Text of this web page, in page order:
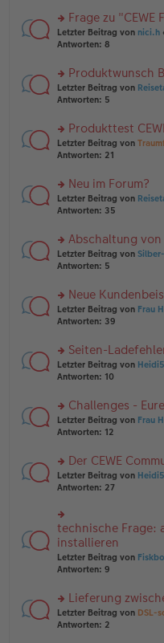
tr
a
g
e
n
er
tr
a
g
n
g
el
e
n
er
tr
a
g
rs
te
n
g
el
e
n
er
tr
a
g
Frage zu "CEWE
Letzter Beitrag von nici.h
Antworten: 8
rs
te
n
g
el
e
n
er
tr
a
g
Produktwunsch
Letzter Beitrag von
Antworten: 5
rs
te
n
g
el
e
n
er
tr
a
g
Produkttest
Letzter Beitrag von
Antworten: 21
rs
te
n
g
el
e
n
er
tr
a
g
Neu im Forum?
Letzter Beitrag von
Antworten: 35
rs
te
n
g
el
e
n
er
tr
a
g
Abschaltung
Letzter Beitrag von
Antworten: 5
rs
te
n
g
el
e
n
er
tr
a
g
Neue
Letzter Beitrag von Frau
Antworten: 39
rs
te
n
g
el
e
n
er
tr
a
g
Seiten-
Letzter Beitrag von
Antworten: 10
rs
te
n
g
el
e
n
er
B
ei
tr
g
Challenges -
Letzter Beitrag von Frau
Antworten: 12
rs
te
u
n
g
el
es
e
er
B
ei
tr
Der CEWE
Letzter Beitrag von
Antworten: 27
rs
te
r
u
n
el
es
e
technische Frage:
installieren
Letzter Beitrag von Fiskbo
Antworten: 9
rs
te
Lieferung
Letzter Beitrag von DSL-
Antworten: 2